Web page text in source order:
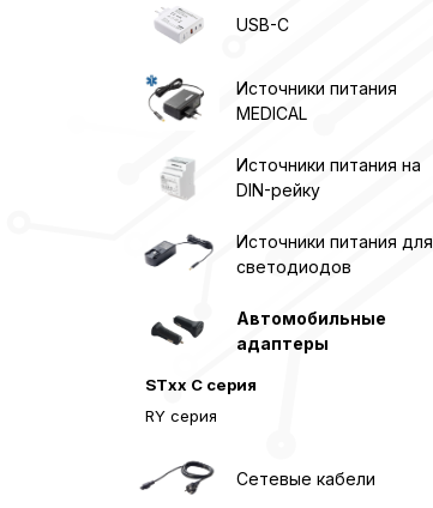
USB-C
Источники питания
MEDICAL
Источники питания на
DIN-рейку
Источники питания для
светодиодов
Автомобильные
адаптеры
STxx C серия
RY серия
Сетевые кабели